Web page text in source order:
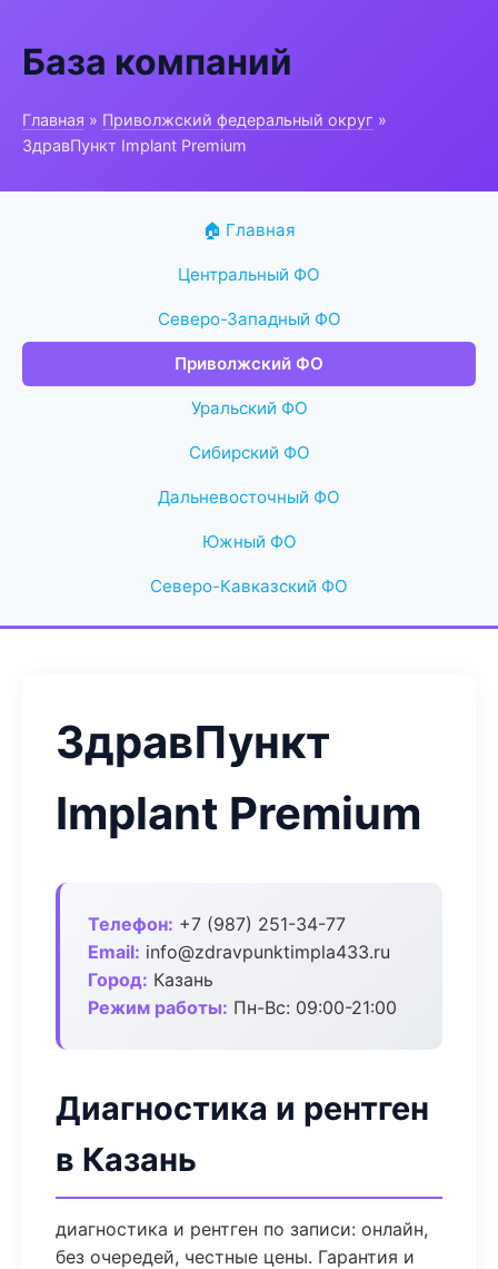
База компаний
Главная » Приволжский федеральный округ »
ЗдравПункт Implant Premium
🏠 Главная
Центральный ФО
Северо-Западный ФО
Приволжский ФО
Уральский ФО
Сибирский ФО
Дальневосточный ФО
Южный ФО
Северо-Кавказский ФО
ЗдравПункт
Implant Premium
Телефон: +7 (987) 251-34-77
Email: info@zdravpunktimpla433.ru
Город: Казань
Режим работы: Пн-Вс: 09:00-21:00
Диагностика и рентген
в Казань
диагностика и рентген по записи: онлайн,
без очередей, честные цены. Гарантия и